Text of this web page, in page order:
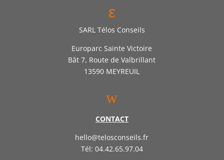
ε
SARL Télos Conseils
Europarc Sainte Victoire
Bât 7, Route de Valbrillant
13590 MEYREUIL
w
CONTACT
hello@telosconseils.fr
Tél: 04.42.65.97.04